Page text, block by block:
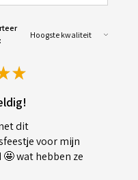
★
dit
voor mijn
wat hebben ze